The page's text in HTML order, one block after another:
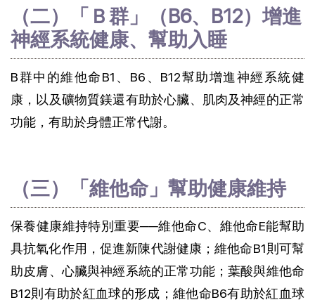
（二）「Ｂ群」（B6、B12）增進
神經系統健康、幫助入睡
B群中的維他命B1、B6、B12幫助增進神經系統健
康，以及礦物質鎂還有助於心臟、肌肉及神經的正常
功能，有助於身體正常代謝。
（三）「維他命」幫助健康維持
保養健康維持特別重要──維他命C、維他命E能幫助
具抗氧化作用，促進新陳代謝健康；維他命B1則可幫
助皮膚、心臟與神經系統的正常功能；葉酸與維他命
B12則有助於紅血球的形成；維他命B6有助於紅血球